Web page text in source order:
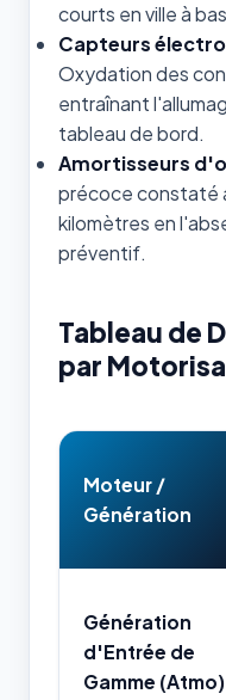
courts en ville à
Capteurs
Oxydation des
entraînant
tableau de bord.
Amortisseurs
précoce constaté
kilomètres en
préventif.
Tableau de
par
Moteur /
Génération
Génération
d'Entrée de
Gamme (Atmo)